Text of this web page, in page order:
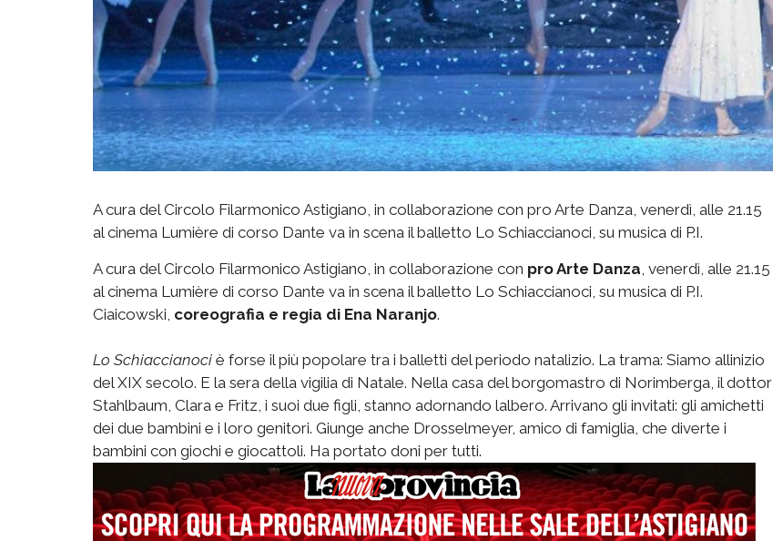
A cura del Circolo Filarmonico Astigiano, in collaborazione con pro Arte Danza, venerdì, alle 21.15
al cinema Lumière di corso Dante va in scena il balletto Lo Schiaccianoci, su musica di P.I.
A cura del Circolo Filarmonico Astigiano, in collaborazione con pro Arte Danza , venerdì, alle 21.15
al cinema Lumière di corso Dante va in scena il balletto Lo Schiaccianoci, su musica di P.I.
Ciaicowski, coreografia e regia di Ena Naranjo.
Lo Schiaccianoci  è forse il più popolare tra i balletti del periodo natalizio. La trama: Siamo allinizio
del XIX secolo. E la sera della vigilia di Natale. Nella casa del borgomastro di Norimberga, il dottor
Stahlbaum, Clara e Fritz, i suoi due figli, stanno adornando lalbero. Arrivano gli invitati: gli amichetti
dei due bambini e i loro genitori. Giunge anche Drosselmeyer, amico di famiglia, che diverte i
bambini con giochi e giocattoli. Ha portato doni per tutti.